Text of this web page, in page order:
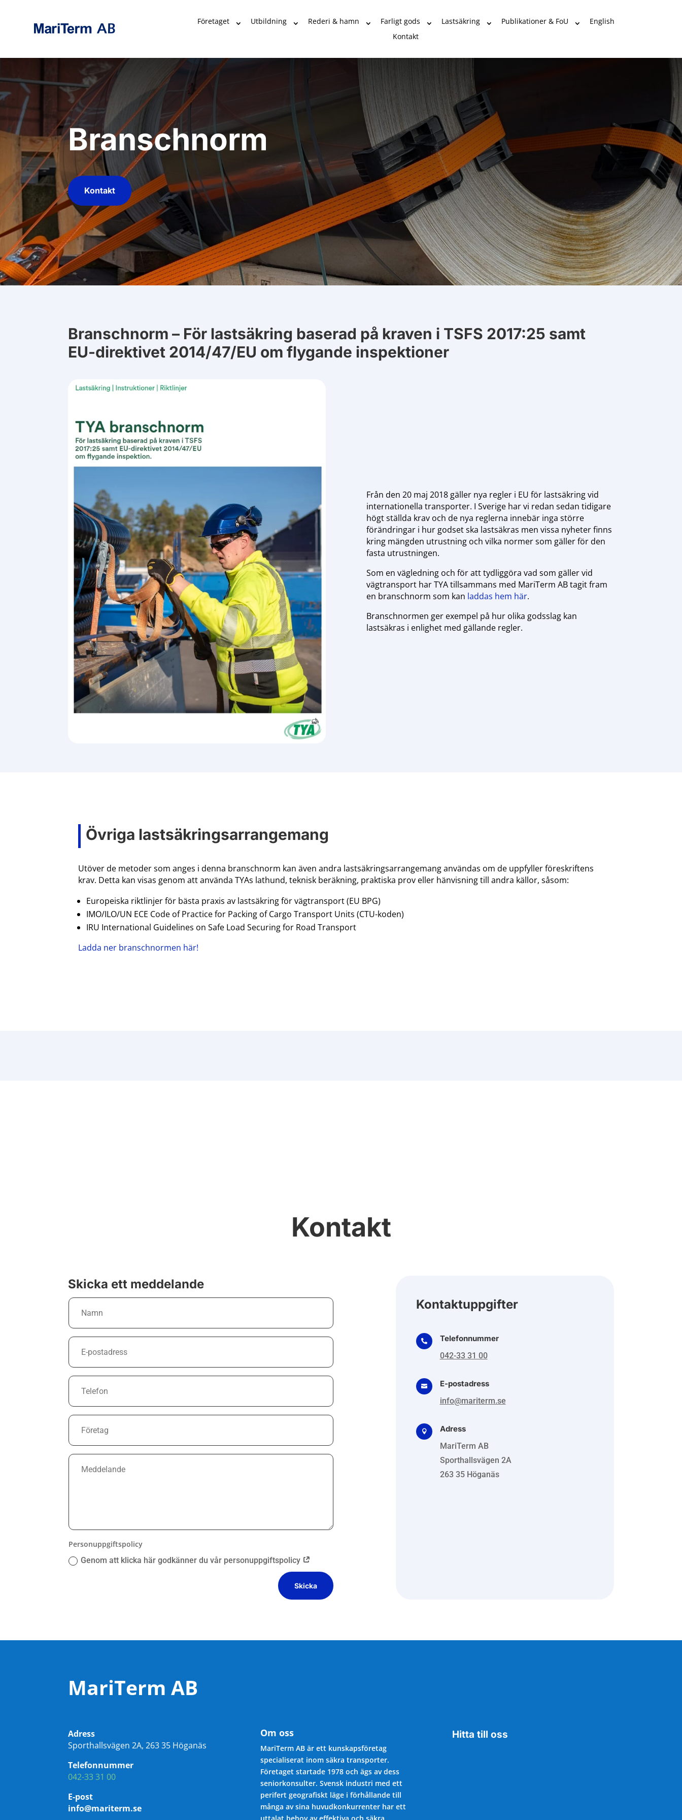
Företaget Utbildning Rederi & hamn Farligt gods Lastsäkring Publikationer & FoU
English
Kontakt
Branschnorm
Kontakt
Branschnorm – För lastsäkring baserad på kraven i TSFS 2017:25 samt
EU-direktivet 2014/47/EU om flygande inspektioner
Från den 20 maj 2018 gäller nya regler i EU för lastsäkring vid
internationella transporter. I Sverige har vi redan sedan tidigare
högt ställda krav och de nya reglerna innebär inga större
förändringar i hur godset ska lastsäkras men vissa nyheter finns
kring mängden utrustning och vilka normer som gäller för den
fasta utrustningen.
Som en vägledning och för att tydliggöra vad som gäller vid
vägtransport har TYA tillsammans med MariTerm AB tagit fram
en branschnorm som kan laddas hem här.
Branschnormen ger exempel på hur olika godsslag kan
lastsäkras i enlighet med gällande regler.
Övriga lastsäkringsarrangemang
Utöver de metoder som anges i denna branschnorm kan även andra lastsäkringsarrangemang användas om de uppfyller föreskriftens
krav. Detta kan visas genom att använda TYAs lathund, teknisk beräkning, praktiska prov eller hänvisning till andra källor, såsom:
Europeiska riktlinjer för bästa praxis av lastsäkring för vägtransport (EU BPG)
IMO/ILO/UN ECE Code of Practice for Packing of Cargo Transport Units (CTU-koden)
IRU International Guidelines on Safe Load Securing for Road Transport
Ladda ner branschnormen här!
Kontakt
Skicka ett meddelande
Personuppgiftspolicy
Genom att klicka här godkänner du vår personuppgiftspolicy
Skicka
Kontaktuppgifter

Telefonnummer
042-33 31 00

E-postadress
info@mariterm.se

Adress
MariTerm AB
Sporthallsvägen 2A
263 35 Höganäs
MariTerm AB
Adress
Sporthallsvägen 2A, 263 35 Höganäs
Telefonnummer
042-33 31 00
E-post
info@mariterm.se
Om oss
MariTerm AB är ett kunskapsföretag
specialiserat inom säkra transporter.
Företaget startade 1978 och ägs av dess
seniorkonsulter. Svensk industri med ett
perifert geografiskt läge i förhållande till
många av sina huvudkonkurrenter har ett
uttalat behov av effektiva och säkra
Hitta till oss